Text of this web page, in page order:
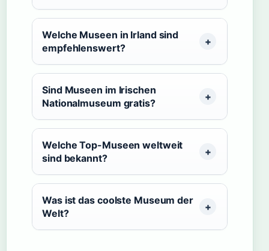
Welche Museen in Irland sind
empfehlenswert?
Sind Museen im Irischen
Nationalmuseum gratis?
Welche Top-Museen weltweit
sind bekannt?
Was ist das coolste Museum der
Welt?